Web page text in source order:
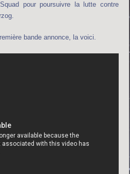
pour poursuivre la lutte contre
bande annonce, la voici.